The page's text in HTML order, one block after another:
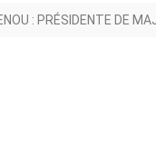
: PRÉSIDENTE DE